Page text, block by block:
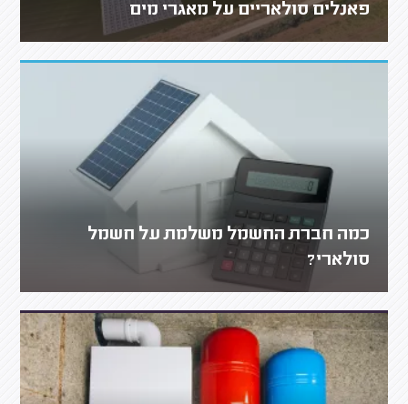
פאנלים סולאריים על מאגרי מים
כמה חברת החשמל משלמת על חשמל
סולארי?